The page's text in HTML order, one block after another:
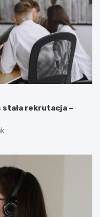
rekrutacja –